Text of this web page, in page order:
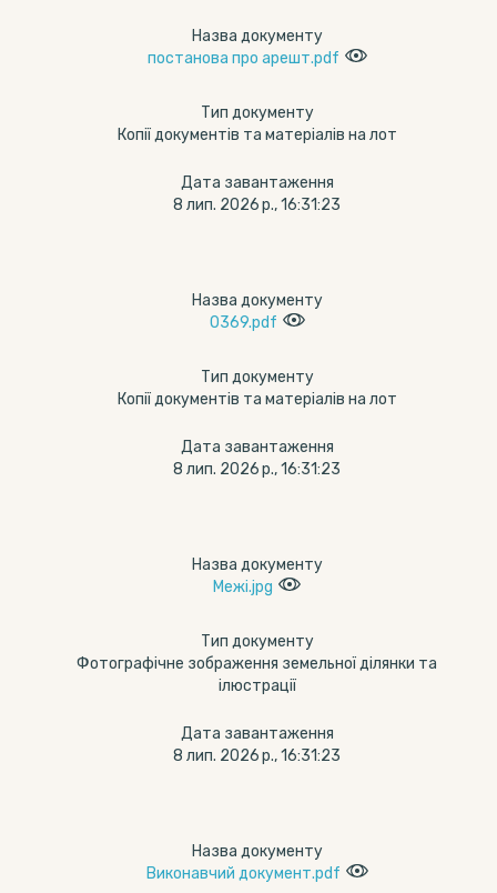
Назва документу
постанова про арешт.pdf
Тип документу
Копії документів та матеріалів на лот
Дата завантаження
8 лип. 2026 р., 16:31:23
Назва документу
0369.pdf
Тип документу
Копії документів та матеріалів на лот
Дата завантаження
8 лип. 2026 р., 16:31:23
Назва документу
Межі.jpg
Тип документу
Фотографічне зображення земельної ділянки та
ілюстрації
Дата завантаження
8 лип. 2026 р., 16:31:23
Назва документу
Виконавчий документ.pdf